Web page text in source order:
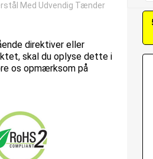
Med Udvendig Tænder
direktiver eller
skal du oplyse dette i
os opmærksom på